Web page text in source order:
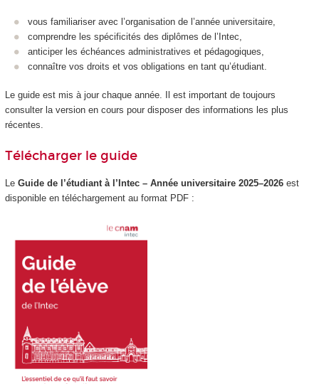
vous familiariser avec l’organisation de l’année universitaire,
comprendre les spécificités des diplômes de l’Intec,
anticiper les échéances administratives et pédagogiques,
connaître vos droits et vos obligations en tant qu’étudiant.
Le guide est mis à jour chaque année. Il est important de toujours
consulter la version en cours pour disposer des informations les plus
récentes.
Télécharger le guide
Le Guide de l’étudiant à l’Intec – Année universitaire 2025–2026est
disponible en téléchargement au format PDF :